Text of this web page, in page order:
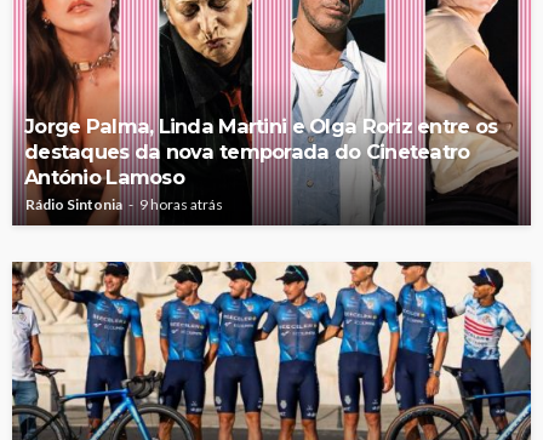
Jorge Palma, Linda Martini e Olga Roriz entre os
destaques da nova temporada do Cineteatro
António Lamoso
Rádio Sintonia 9 horas atrás